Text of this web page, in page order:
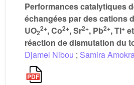
Performances catalytiques
échangées par des cations
UO22+, Co2+, Sr2+, Pb2+, Tl+
réaction de dismutation du
Djamel Nibou ; Samira